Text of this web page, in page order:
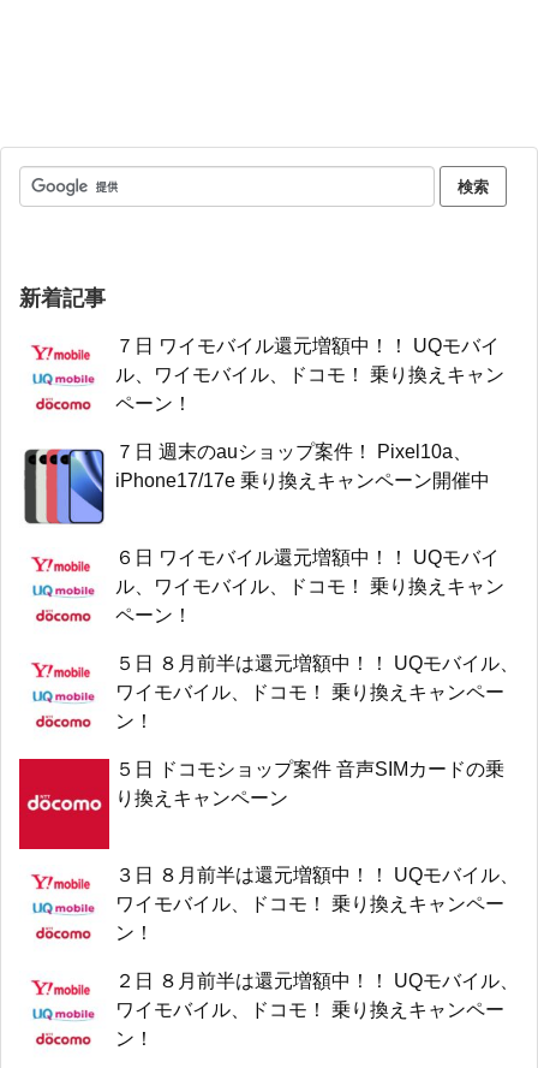
新着記事
７日 ワイモバイル還元増額中！！ UQモバイ
ル、ワイモバイル、ドコモ！ 乗り換えキャン
ペーン！
７日 週末のauショップ案件！ Pixel10a、
iPhone17/17e 乗り換えキャンペーン開催中
６日 ワイモバイル還元増額中！！ UQモバイ
ル、ワイモバイル、ドコモ！ 乗り換えキャン
ペーン！
５日 ８月前半は還元増額中！！ UQモバイル、
ワイモバイル、ドコモ！ 乗り換えキャンペー
ン！
５日 ドコモショップ案件 音声SIMカードの乗
り換えキャンペーン
３日 ８月前半は還元増額中！！ UQモバイル、
ワイモバイル、ドコモ！ 乗り換えキャンペー
ン！
２日 ８月前半は還元増額中！！ UQモバイル、
ワイモバイル、ドコモ！ 乗り換えキャンペー
ン！